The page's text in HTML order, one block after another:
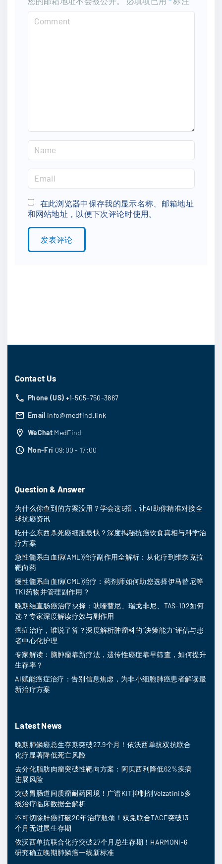
a
e
*
m
a
i
l
在此浏览器中保存我的显示名称、邮箱地址
和网站地址，以便下次评论时使用。
Contact Us
Phone (US) +1-505-750-3867
Email info@medfind.link
WeChat MedFind
Mon-Fri 09:00 - 17:00
Question & Answer
为什么你查到的方案没用？学会这6招，让AI助你精准对接全
球抗癌资讯
吃什么东西杀死癌细胞最快？深度揭秘抗癌饮食真相与科学治
疗方案
急性髓系白血病(AML)治疗副作用全解析：从化疗到维奈克拉
靶向药
慢性髓系白血病(CML)治疗：药剂师如何助您选择伊马替尼等
TKI药物并管理副作用？
晚期结直肠癌治疗抉择：呋喹替尼、瑞戈非尼、TAS-102如何
选？专家深度解读疗效与副作用
癌症治疗，谁说了算？深度解析肿瘤科的“决策能力”评估与患
者中心化护理
专家解读：脑肿瘤靠新疗法，遗传性癌症靠早筛查，如何提升
生存率？
AI赋能癌症治疗：告别信息焦虑，为非小细胞肺癌患者解读最
新治疗方案
Latest News
晚期肺鳞癌总生存期突破27.9个月！依沃西单抗双抗联合
化疗显著降低死亡风险
去分化脂肪肉瘤突破性靶向方案：阿贝西利降低62%疾病
进展风险
突破胃肠道间质瘤耐药困境！广谱KIT抑制剂Velzatinib多
线治疗临床数据全解析
不可切除肝癌打破20年治疗瓶颈！双免联合TACE突破13
个月无进展生存期
依沃西单抗联合化疗突破27个月总生存期！HARMONi-6
研究确立晚期肺鳞癌一线新标准